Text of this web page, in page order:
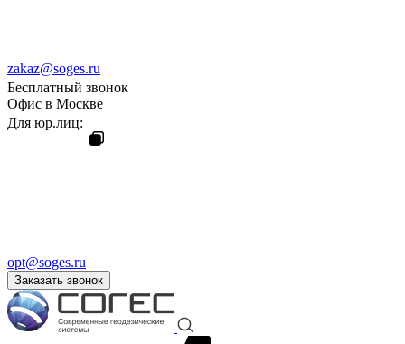
zakaz@soges.ru
Бесплатный звонок
Офис в Москве
Для юр.лиц:
opt@soges.ru
Заказать звонок